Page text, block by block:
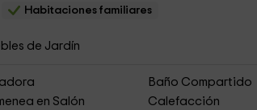
Habitaciones familiares
de Jardín
Baño Compartido
en Salón
Calefacción